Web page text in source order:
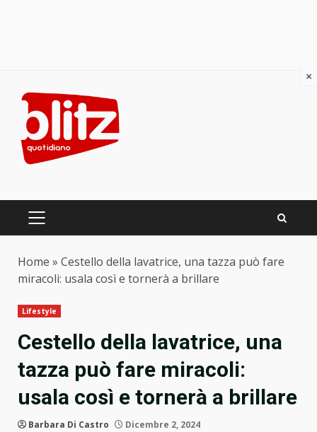
content
PRIMARY
Home » Cestello della lavatrice, una tazza può fare
miracoli: usala così e tornerà a brillare
Lifestyle
Cestello della lavatrice, una
tazza può fare miracoli:
usala così e tornerà a brillare
Barbara Di Castro Dicembre 2, 2024
×